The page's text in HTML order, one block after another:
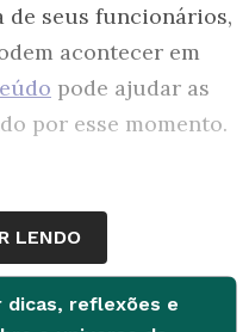
de seus funcionários,
acontecer em
pode ajudar as
por esse momento.
Educação especial
20 pais de alunos
desses
LENDO
dicas, reflexões e